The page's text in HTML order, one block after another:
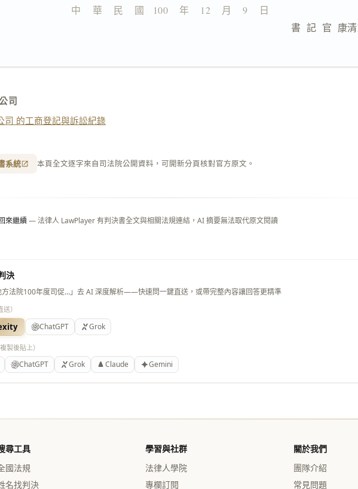
中    華    民    國   100    年    12    月    9    日
書  記  官  康
司
司 的工商登記與訴訟紀錄
系統 本頁全文逐字來自司法院公開資料，可開新分頁核對官方原文。
來繼續— 法律人 LawPlayer 有判決書全文與相關法規連結，AI 摘要無法取代原文閱讀
決
方法院100年度司促…」去 AI 深度解析——快速問一鍵直送，或帶完整內容讓回答更精準
）
ChatGPT Grok
製後貼上）
ChatGPT Grok Claude Gemini
尋工具
國法規
名找判決
學習與社群
法律人學院
專欄訂閱
關於我們
團隊介紹
常見問題